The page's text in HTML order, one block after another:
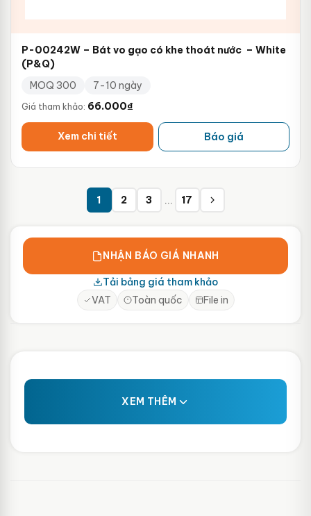
P-00242W – Bát vo gạo có khe thoát nước – White
(P&Q)
MOQ 300
7-10 ngày
Giá tham khảo: 66.000₫
Xem chi tiết Báo giá
1 2 3 … 17
NHẬN BÁO GIÁ NHANH
Tải bảng giá tham khảo
VAT
Toàn quốc File in
XEM THÊM